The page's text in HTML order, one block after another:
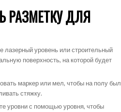
РАЗМЕТКУ ДЛЯ
лазерный уровень или строительный
поверхность, на которой будет
маркер или мел, чтобы на полу был
стяжку.
уровни с помощью уровня, чтобы